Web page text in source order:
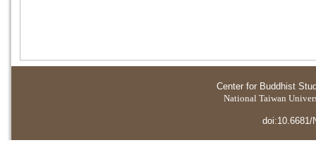
Center for Buddhist
National Taiwan
doi:10.6681/